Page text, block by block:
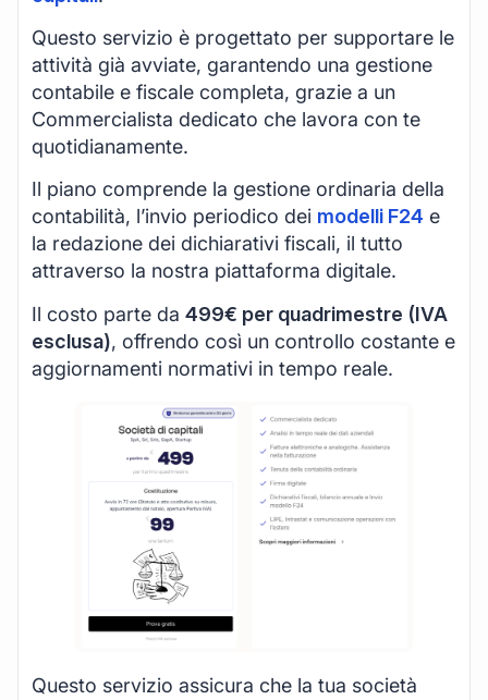
Questo servizio è progettato per supportare le
attività già avviate, garantendo una gestione
contabile e fiscale completa, grazie a un
Commercialista dedicato che lavora con te
quotidianamente.
Il piano comprende la gestione ordinaria della
contabilità, l’invio periodico dei modelli F24 e
la redazione dei dichiarativi fiscali, il tutto
attraverso la nostra piattaforma digitale.
Il costo parte da 499€ per quadrimestre (IVA
esclusa), offrendo così un controllo costante e
aggiornamenti normativi in tempo reale.
Questo servizio assicura che la tua società